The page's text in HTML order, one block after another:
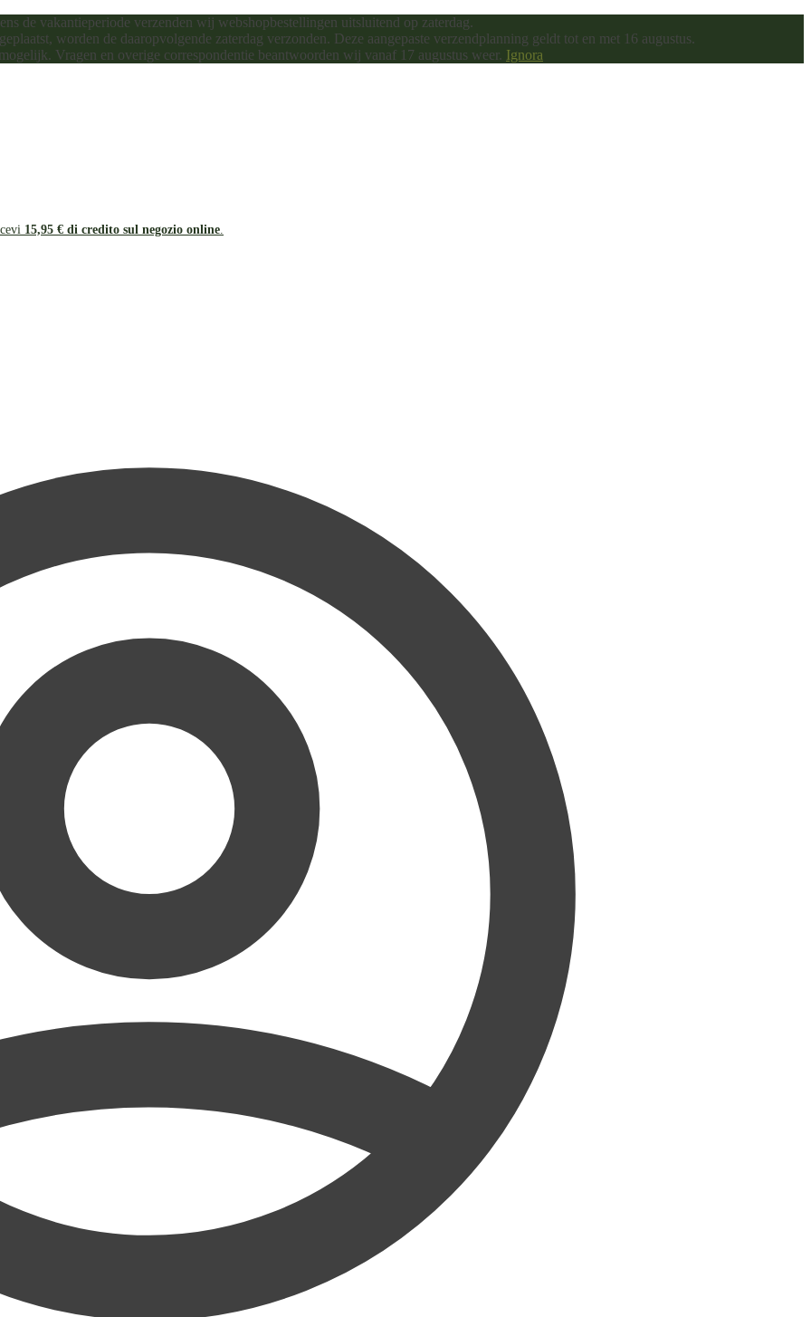
de vakantieperiode verzenden wij webshopbestellingen uitsluitend op zaterdag.
worden de daaropvolgende zaterdag verzonden. Deze aangepaste verzendplanning geldt tot en met 16 augustus.
Vragen en overige correspondentie beantwoorden wij vanaf 17 augustus weer. Ignora
15,95 € di credito sul negozio online.